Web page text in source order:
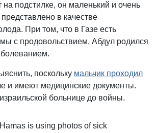
подстилке, он маленький и очень
в качестве
При том, что в Газе есть
с продовольствием, Абдул родился
поскольку мальчик проходил
и имеют медицинские документы.
больнице до войны.
is using photos of sick